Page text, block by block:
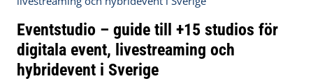
Eventstudio – guide till +15 studios för
digitala event, livestreaming och
hybridevent i Sverige